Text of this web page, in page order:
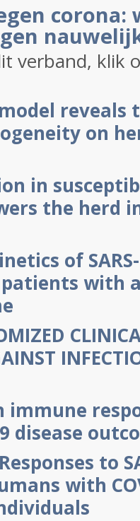
corona:
verband, klik
reveals
on
in
the herd
of
patients with
immune
disease
to
with